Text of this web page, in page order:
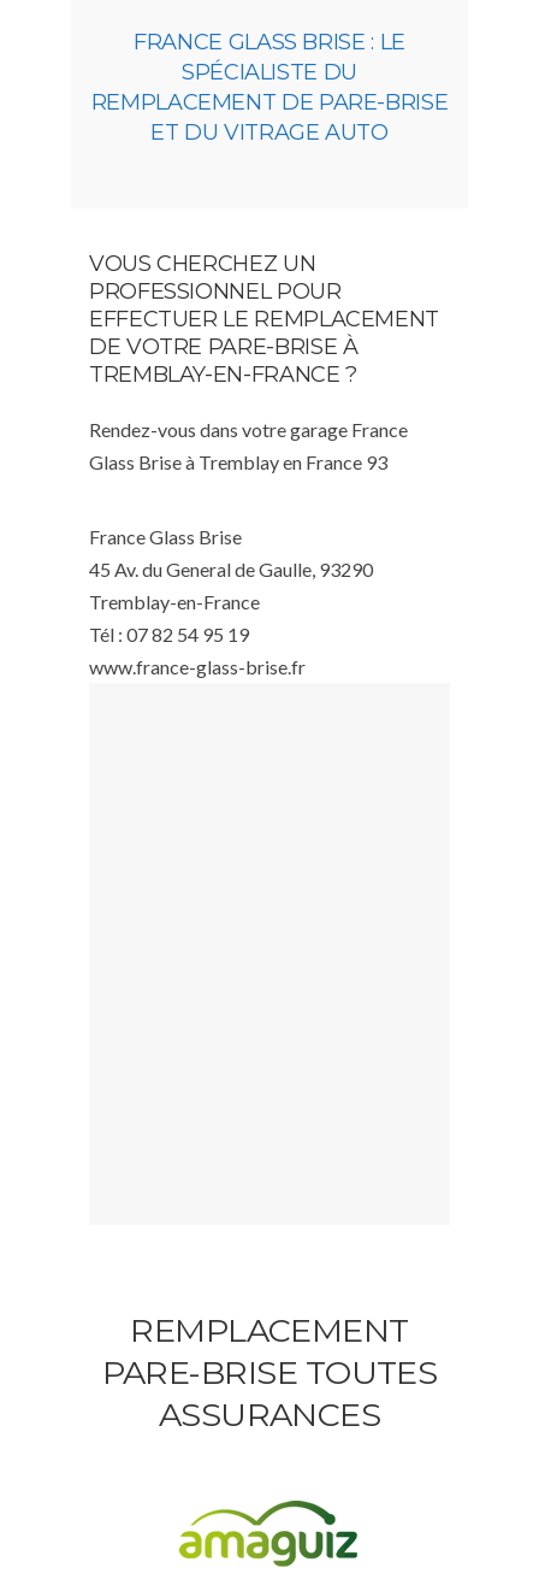
FRANCE GLASS BRISE : LE
SPÉCIALISTE DU
REMPLACEMENT DE PARE-BRISE
ET DU VITRAGE AUTO
VOUS CHERCHEZ UN
PROFESSIONNEL POUR
EFFECTUER LE REMPLACEMENT
DE VOTRE PARE-BRISE À
TREMBLAY-EN-FRANCE ?
Rendez-vous dans votre garage France
Glass Brise à Tremblay en France 93
France Glass Brise
45 Av. du General de Gaulle, 93290
Tremblay-en-France
Tél : 07 82 54 95 19
www.france-glass-brise.fr
REMPLACEMENT
PARE-BRISE TOUTES
ASSURANCES